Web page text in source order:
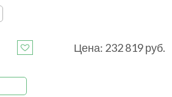
Цена: 232 819руб.